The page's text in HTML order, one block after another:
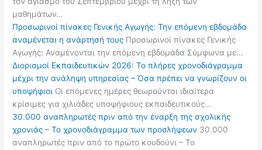
μαθημάτων…
Προσωρινοί πίνακες Γενικής Αγωγής: Την επόμενη εβδομάδα
αναμένεται η ανάρτησή τους Προσωρινοί πίνακες Γενικής
Αγωγής: Αναμένονται την επόμενη εβδομάδα Σύμφωνα με…
Διορισμοί Εκπαιδευτικών 2026: Το πλήρες χρονοδιάγραμμα
μέχρι την ανάληψη υπηρεσίας – Όσα πρέπει να γνωρίζουν οι
υποψήφιοι Οι επόμενες ημέρες θεωρούνται ιδιαίτερα
κρίσιμες για χιλιάδες υποψήφιους εκπαιδευτικούς…
30.000 αναπληρωτές πριν από την έναρξη της σχολικής
χρονιάς – Το χρονοδιάγραμμα των προσλήψεων 30.000
αναπληρωτές πριν από το πρώτο κουδούνι – Το